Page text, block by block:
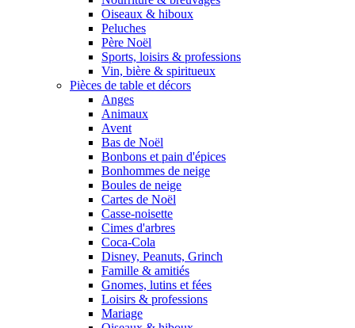
Oiseaux & hiboux
Peluches
Père Noël
Sports, loisirs & professions
Vin, bière & spiritueux
Pièces de table et décors
Anges
Animaux
Avent
Bas de Noël
Bonbons et pain d'épices
Bonhommes de neige
Boules de neige
Cartes de Noël
Casse-noisette
Cimes d'arbres
Coca-Cola
Disney, Peanuts, Grinch
Famille & amitiés
Gnomes, lutins et fées
Loisirs & professions
Mariage